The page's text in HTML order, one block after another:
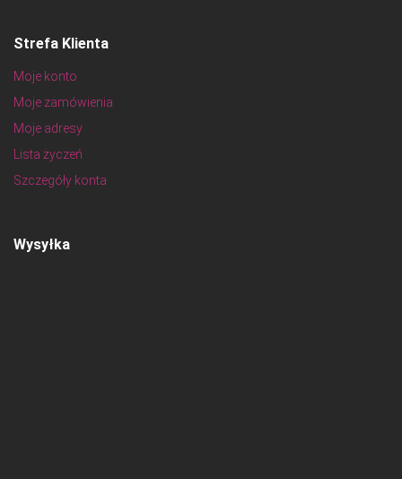
Strefa Klienta
Moje konto
Moje zamówienia
Moje adresy
Lista życzeń
Szczegóły konta
Wysyłka